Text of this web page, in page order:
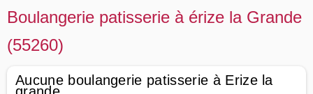
Boulangerie patisserie à érize la Grande
(55260)
Aucune boulangerie patisserie à Erize la